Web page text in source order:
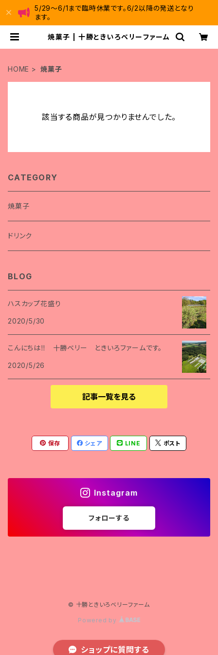
5/29～6/1まで臨時休業です。6/2以降の発送となり
ます。
焼菓子 | 十勝ときいろベリーファーム
HOME 焼菓子
該当する商品が見つかりませんでした。
CATEGORY
焼菓子
ドリンク
BLOG
ハスカップ花盛り
2020/5/30
こんにちは‼ 十勝ベリー ときいろファームです。
2020/5/26
記事一覧を見る
保存 シェア LINE ポスト
Instagram
フォローする
© 十勝ときいろベリーファーム
Powered by
ショップに質問する